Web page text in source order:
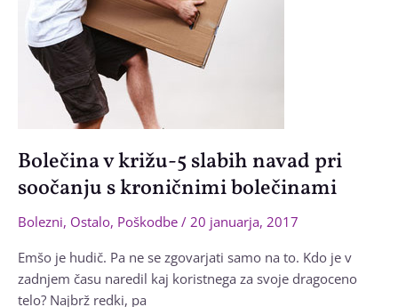
Bolečina v križu-5 slabih navad pri
soočanju s kroničnimi bolečinami
Bolezni, Ostalo, Poškodbe / 20 januarja, 2017
Emšo je hudič. Pa ne se zgovarjati samo na to. Kdo je v
zadnjem času naredil kaj koristnega za svoje dragoceno
telo? Najbrž redki, pa